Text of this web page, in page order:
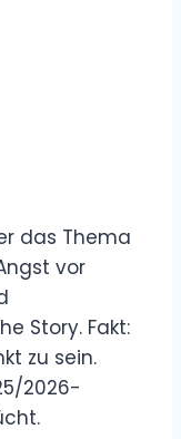
das Thema
vor
Story. Fakt:
zu sein.
2026-